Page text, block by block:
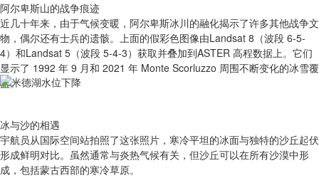
阿尔卑斯山的战争痕迹
近几十年来，由于气候变暖，阿尔卑斯冰川的融化揭示了许多其他战争文
物，偶尔还有士兵的遗骸。上面的假彩色图像由Landsat 8（波段 6-5-
4）和Landsat 5（波段 5-4-3）获取并叠加到ASTER 高程数据上。它们
显示了 1992 年 9 月和 2021 年 Monte Scorluzzo 周围不断变化的冰雪覆
盖。
冰与沙的相遇
宇航员从国际空间站拍照了这张照片，寒冷平坦的冰面与独特的沙丘起伏
形成鲜明对比。虽然通常与炎热气候有关，但沙丘可以在所有沙漠中形
成，包括蒙古西部的寒冷草原。